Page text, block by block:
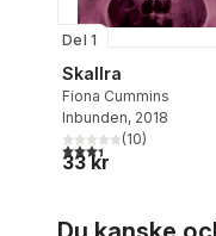
Del 1
Skallra
Fiona Cummins
Inbunden, 2018
3,4utav 5 stjärnor.
(10)
33 kr